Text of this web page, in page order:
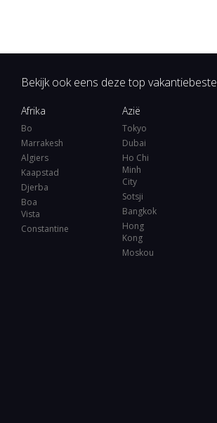
Bekijk ook eens deze top
Afrika
Bo
Marrakesh
Algiers
Kaapstad
Djerba
Boa
Vista
Constantine
Azië
Tokyo
Dubai
Ho Chi
Minh
City
Sotsji
Bangkok
Hong
Kong
Moskou